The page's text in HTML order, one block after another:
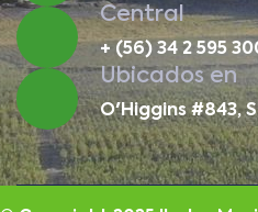
Central
+ (56) 34 2 595
Ubicados en
O'Higgins #843,